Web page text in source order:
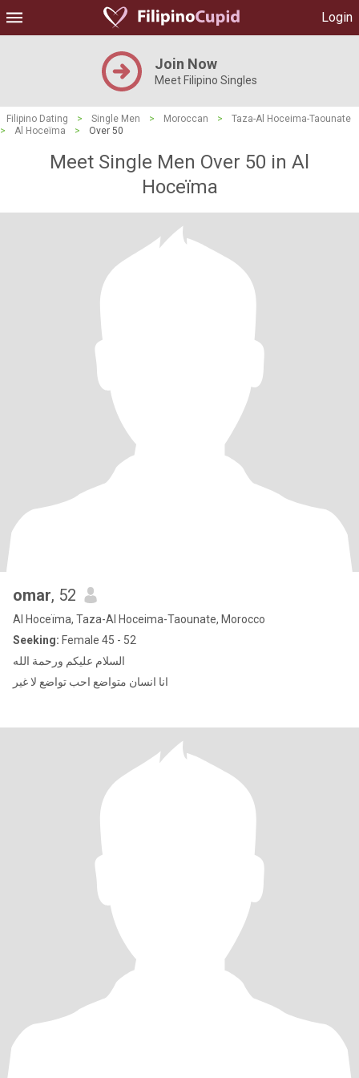
Login
Join Now
Meet Filipino Singles
Filipino Dating > Single Men > Moroccan >
Taza-Al Hoceima-Taounate
>
Al Hoceïma > Over 50
Meet Single Men Over 50 in Al
Hoceïma
omar, 52
Al Hoceïma, Taza-Al Hoceima-Taounate, Morocco
Seeking: Female 45 - 52
السلام عليكم ورحمة الله
انا انسان متواضع احب تواضع لا غير